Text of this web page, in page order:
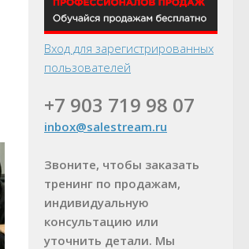
Вход для зарегистрированных
пользователей
+7 903 719 98 07
inbox@salestream.ru
Звоните, чтобы заказать
тренинг по продажам,
индивидуальную
консультацию или
уточнить детали. Мы